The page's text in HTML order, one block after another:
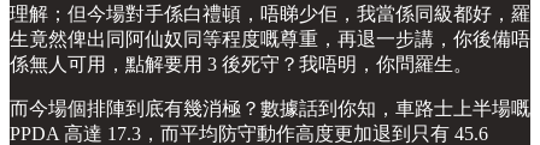
理解；但今場對手係白禮頓，唔睇少佢，我當係同級都好，羅
生竟然俾出同阿仙奴同等程度嘅尊重，再退一步講，你後備唔
係無人可用，點解要用 3 後死守？我唔明，你問羅生。
而今場個排陣到底有幾消極？數據話到你知，車路士上半場嘅
PPDA 高達 17.3，而平均防守動作高度更加退到只有 45.6